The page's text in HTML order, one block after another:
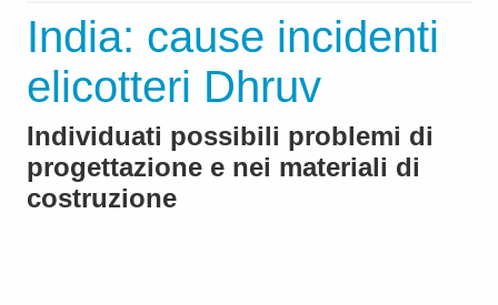
India: cause incidenti
elicotteri Dhruv
Individuati possibili problemi di
progettazione e nei materiali di
costruzione